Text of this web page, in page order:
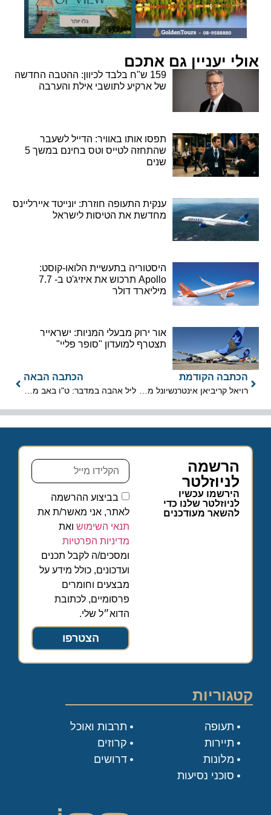
אולי יעניין גם אתכם
159 ש"ח בלבד לכיוון: ההטבה החדשה
של ארקיע לתושבי אילת והערבה
תפסו אותו באוויר: הדייל לשעבר
שהתחזה לטייס וטס בחינם במשך 5
שנים
ענקית התעופה חוזרת: יונייטד איירליינס
מחדשת את הטיסות לישראל
היסטוריה בתעשיית הלואו-קוסט:
Apollo תרכוש את איזיג'ט ב- 7.7
מיליארד דולר
אור ירוק מבעלי המניות: ישראייר
תצטרף למועדון "סופר פליי"
הכתבה הקודמת הכתבה הבאה
הרשמה
לניוזלטר
הירשמו עכשיו
לניוזלטר שלנו כדי
להשאר מעודכנים
בביצוע ההרשמה
לאתר, אני מאשר/ת את
תנאי השימוש ואת
מדיניות הפרטיות
ומסכים/ה לקבל תכנים
ועדכונים, כולל מידע על
מבצעים וחומרים
פרסומיים, לכתובת
הדוא״ל שלי.
הצטרפו
קטגוריות
תעופה
תיירות
מלונות
סוכני נסיעות
תרבות ואוכל
קרוזים
דרושים